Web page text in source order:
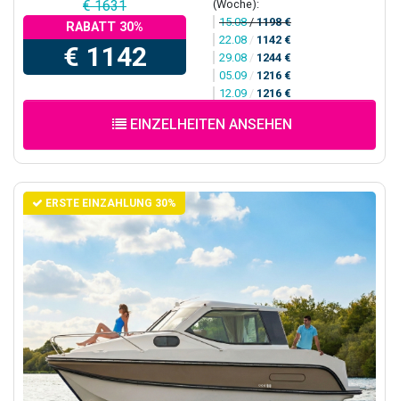
€ 1631
RABATT 30%
€ 1142
(Woche):
15.08/1198 €
22.08 / 1142 €
29.08 / 1244 €
05.09 / 1216 €
12.09 / 1216 €
EINZELHEITEN ANSEHEN
ERSTE EINZAHLUNG 30%